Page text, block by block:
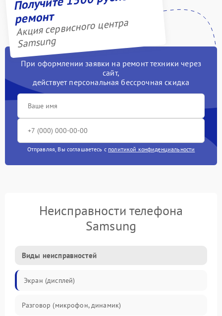
ремонт
Акция сервисного центра
Samsung
При оформлении заявки на ремонт техники через
сайт,
действует персональная бессрочная скидка
Отправляя, Вы соглашаетесь с политикой конфиденциальности
Неисправности телефона
Samsung
Виды неисправностей
Экран (дисплей)
Разговор (микрофон, динамик)